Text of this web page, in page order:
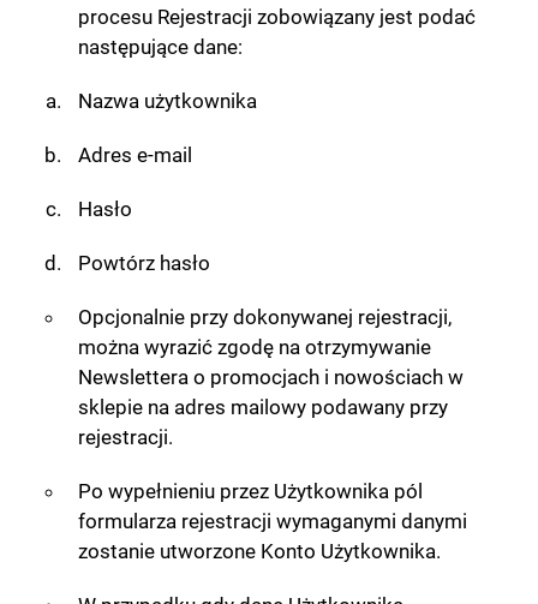
procesu Rejestracji zobowiązany jest podać
następujące dane:
Nazwa użytkownika
Adres e-mail
Hasło
Powtórz hasło
Opcjonalnie przy dokonywanej rejestracji,
można wyrazić zgodę na otrzymywanie
Newslettera o promocjach i nowościach w
sklepie na adres mailowy podawany przy
rejestracji.
Po wypełnieniu przez Użytkownika pól
formularza rejestracji wymaganymi danymi
zostanie utworzone Konto Użytkownika.